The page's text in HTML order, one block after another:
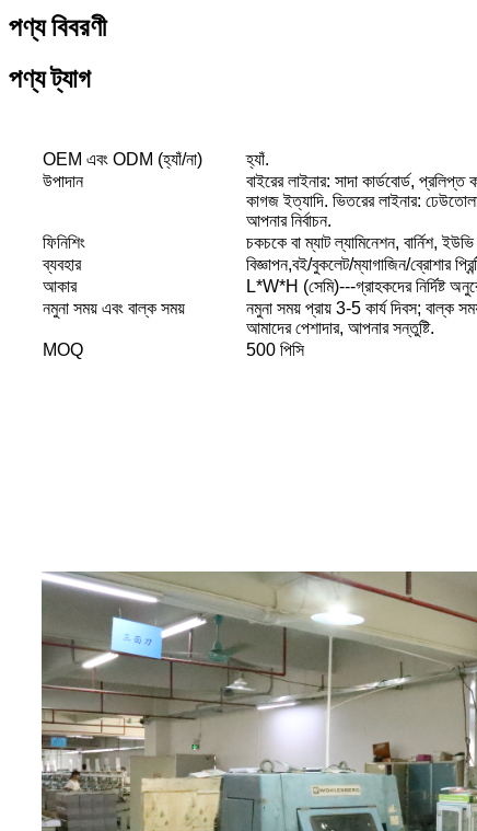
পণ্য বিবরণী
পণ্য ট্যাগ
OEM এবং ODM (হ্যাঁ/না)
হ্যাঁ.
উপাদান
বাইরের লাইনার: সাদা কার্ডবোর্ড,
কাগজ ইত্যাদি. ভিতরের লাইনার:
আপনার নির্বাচন.
ফিনিশিং
চকচকে বা ম্যাট ল্যামিনেশন, বার্নিশ,
ব্যবহার
বিজ্ঞাপন,বই/বুকলেট/ম্যাগাজিন/ব্রোশার
আকার
L*W*H (সেমি)---গ্রাহকদের নির্দিষ্ট
নমুনা সময় এবং বাল্ক সময়
নমুনা সময় প্রায় 3-5 কার্য দিবস; বাল্ক
আমাদের পেশাদার, আপনার সন্তুষ্টি.
MOQ
500 পিসি